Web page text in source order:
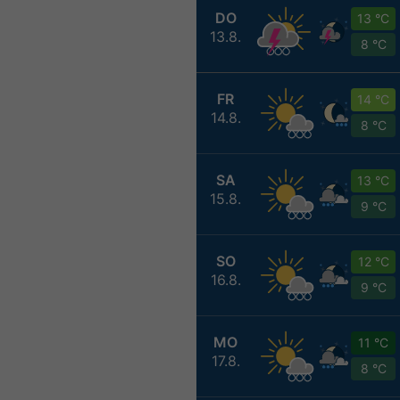
DO
13.8.
13 °C
8 °C
FR
14.8.
14 °C
8 °C
SA
15.8.
13 °C
9 °C
SO
16.8.
12 °C
9 °C
MO
17.8.
11 °C
8 °C